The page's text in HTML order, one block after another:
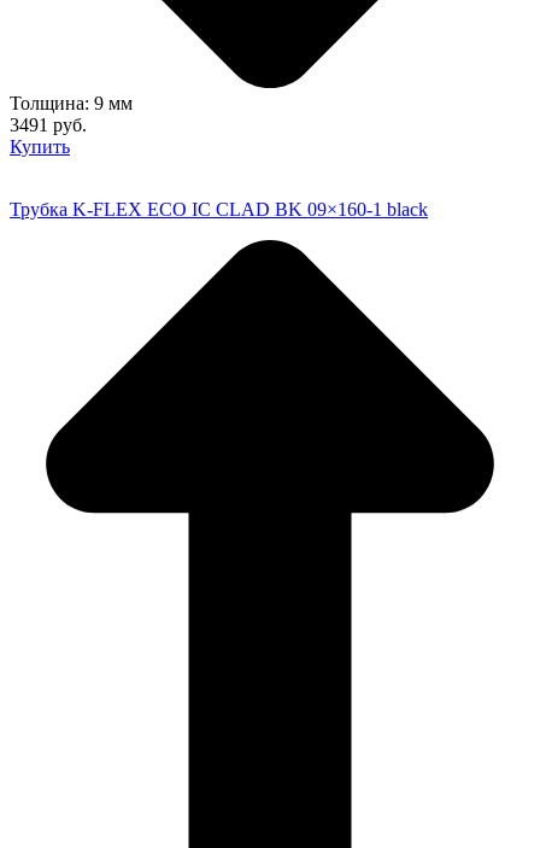
Толщина: 9 мм
3491 руб.
Купить
Трубка K-FLEX ECO IC CLAD BK 09×160-1 black